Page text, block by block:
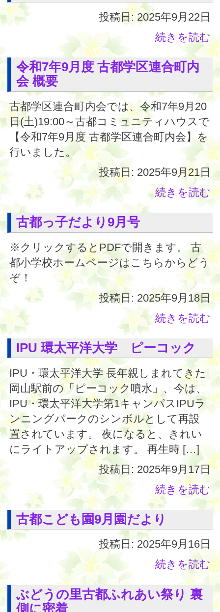
投稿日: 2025年9月22日
続きを読む
令和7年9月度 古都学区連合町内
会 概要
古都学区連合町内会では、令和7年9月20
日(土)19:00～古都コミュニティハウスで
【令和7年9月度 古都学区連合町内会】を
行いました。
投稿日: 2025年9月21日
続きを読む
古都っ子だより9月号
※クリックするとPDFで開きます。 古
都小学校ホームページはこちらからどう
ぞ！
投稿日: 2025年9月18日
続きを読む
IPU 環太平洋大学 ピーコック
IPU・環太平洋大学 長年親しまれてきた
岡山駅前の「ピーコック噴水」、今は、
IPU・環太平洋大学第1キャンパスIPUラ
ンニングパークのシンボルとして再設
置されています。 夜になると、きれい
にライトアップされます。 再生時 […]
投稿日: 2025年9月17日
続きを読む
古都こども園9月園だより
投稿日: 2025年9月16日
続きを読む
ぶどうの里古都ふれあい祭り 裏
側に密着